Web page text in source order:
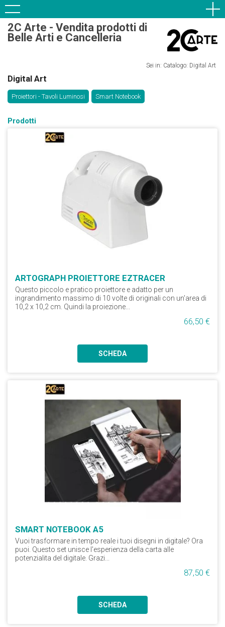
2C Arte - Vendita prodotti di
Belle Arti e Cancelleria
Sei in: Catalogo: Digital Art
Digital Art
Proiettori - Tavoli Luminosi Smart Notebook
Prodotti
ARTOGRAPH PROIETTORE EZTRACER
Questo piccolo e pratico proiettore e adatto per un
ingrandimento massimo di 10 volte di originali con un'area di
10,2 x 10,2 cm. Quindi la proiezione...
66,50 €
SCHEDA
SMART NOTEBOOK A5
Vuoi trasformare in tempo reale i tuoi disegni in digitale? Ora
puoi. Questo set unisce l'esperienza della carta alle
potenzialita del digitale. Grazi...
87,50 €
SCHEDA